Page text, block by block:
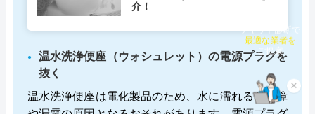
介！
温水洗浄便座（ウォシュレット）の電源プラグを
抜く
温水洗浄便座は電化製品のため、水に濡れると故障
×
チャット診断で
最適な業者を
ご提案